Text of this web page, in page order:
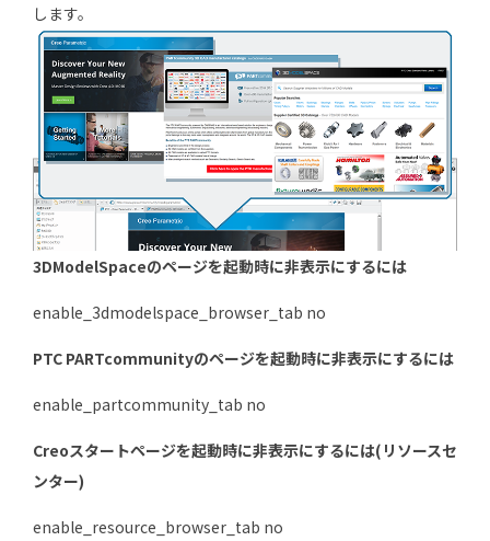
します。
3DModelSpaceのページを起動時に非表示にするには
enable_3dmodelspace_browser_tab no
PTC PARTcommunityのページを起動時に非表示にするには
enable_partcommunity_tab no
Creoスタートページを起動時に非表示にするには(リソースセ
ンター)
enable_resource_browser_tab no